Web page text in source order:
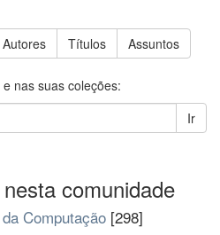
Autores Títulos Assuntos
nas suas coleções:
Ir
comunidade
Computação [298]